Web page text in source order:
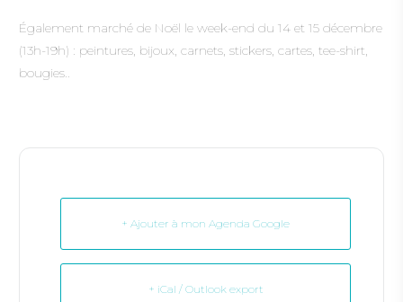
Également marché de Noël le week-end du 14 et 15 décembre
(13h-19h) : peintures, bijoux, carnets, stickers, cartes, tee-shirt,
bougies..
+ Ajouter à mon Agenda Google
+ iCal / Outlook export